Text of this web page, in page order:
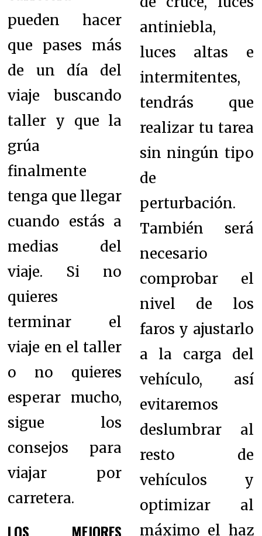
pueden hacer
que pases más
de un día del
viaje buscando
taller y que la
grúa
finalmente
tenga que llegar
cuando estás a
medias del
viaje. Si no
quieres
terminar el
viaje en el taller
o no quieres
esperar mucho,
sigue los
consejos para
viajar por
carretera.
LOS MEJORES
antiniebla,
luces altas e
intermitentes,
tendrás que
realizar tu tarea
sin ningún tipo
de
perturbación.
También será
necesario
comprobar el
nivel de los
faros y ajustarlo
a la carga del
vehículo, así
evitaremos
deslumbrar al
resto de
vehículos y
optimizar al
máximo el haz